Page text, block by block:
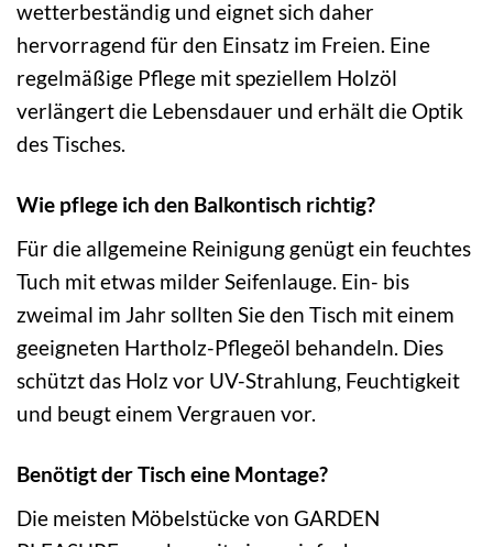
wetterbeständig und eignet sich daher
hervorragend für den Einsatz im Freien. Eine
regelmäßige Pflege mit speziellem Holzöl
verlängert die Lebensdauer und erhält die Optik
des Tisches.
Wie pflege ich den Balkontisch richtig?
Für die allgemeine Reinigung genügt ein feuchtes
Tuch mit etwas milder Seifenlauge. Ein- bis
zweimal im Jahr sollten Sie den Tisch mit einem
geeigneten Hartholz-Pflegeöl behandeln. Dies
schützt das Holz vor UV-Strahlung, Feuchtigkeit
und beugt einem Vergrauen vor.
Benötigt der Tisch eine Montage?
Die meisten Möbelstücke von GARDEN